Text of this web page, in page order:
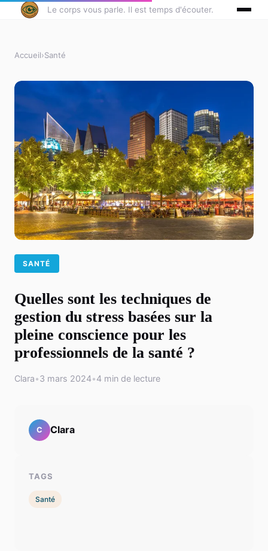
Le corps vous parle. Il est temps d'écouter.
Accueil›Santé
SANTÉ
Quelles sont les techniques de
gestion du stress basées sur la
pleine conscience pour les
professionnels de la santé ?
Clara•3 mars 2024•4 min de lecture
C Clara
TAGS
Santé